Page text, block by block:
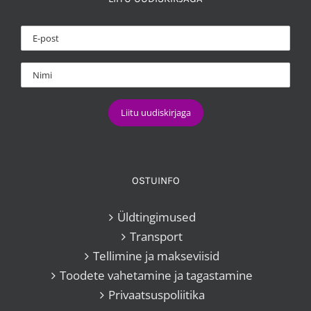
OSTUINFO
Üldtingimused
Transport
Tellimine ja makseviisid
Toodete vahetamine ja tagastamine
Privaatsuspoliitika